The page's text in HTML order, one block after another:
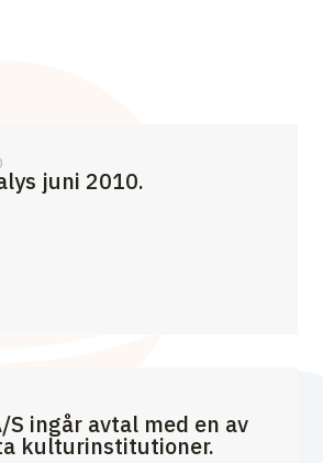
juni 2010.
S ingår avtal med en av
kulturinstitutioner.